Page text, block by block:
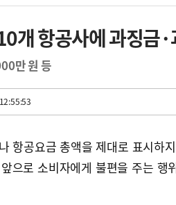
개 항공사에 과징금
만 원 등
항공요금 총액을 제대로 표시하
으로 소비자에게 불편을 주는 행